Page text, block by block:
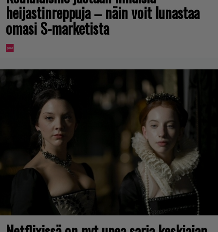
heijastinreppuja – näin voit lunastaa
omasi S-marketista